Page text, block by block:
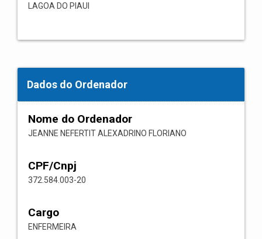
LAGOA DO PIAUI
Dados do Ordenador
Nome do Ordenador
JEANNE NEFERTIT ALEXADRINO FLORIANO
CPF/Cnpj
372.584.003-20
Cargo
ENFERMEIRA